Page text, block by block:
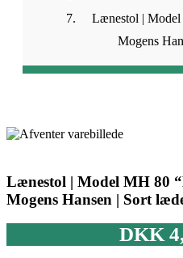
Lænestol | Model
Mogens
Lænestol | Model MH 80
Mogens Hansen | Sort
DKK